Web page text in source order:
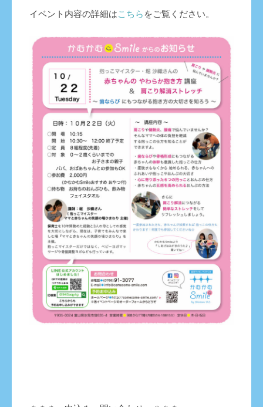
イベント内容の詳細はこちら をご覧ください。